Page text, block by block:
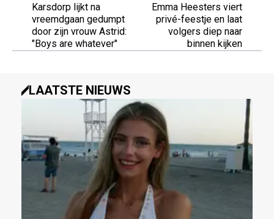
Karsdorp lijkt na
vreemdgaan gedumpt
door zijn vrouw Astrid:
"Boys are whatever"
Emma Heesters viert
privé-feestje en laat
volgers diep naar
binnen kijken
LAATSTE NIEUWS